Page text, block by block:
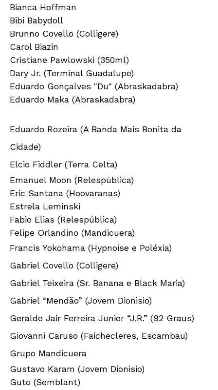
Bianca Hoffman
Bibi Babydoll
Brunno Covello (Colligere)
Carol Biazin
Cristiane Pawlowski (350ml)
Dary Jr. (Terminal Guadalupe)
Eduardo Gonçalves "Du" (Abraskadabra)
Eduardo Maka (Abraskadabra)
Eduardo Rozeira (A Banda Mais Bonita da
Cidade)
Elcio Fiddler (Terra Celta)
Emanuel Moon (Relespública)
Eric Santana (Hoovaranas)
Estrela Leminski
Fabio Elias (Relespública)
Felipe Orlandino (Mandicuera)
Francis Yokohama (Hypnoise e Poléxia)
Gabriel Covello (Colligere)
Gabriel Teixeira (Sr. Banana e Black Maria)
Gabriel “Mendão” (Jovem Dionisio)
Geraldo Jair Ferreira Junior “J.R.” (92 Graus)
Giovanni Caruso (Faichecleres, Escambau)
Grupo Mandicuera
Gustavo Karam (Jovem Dionisio)
Guto (Semblant)